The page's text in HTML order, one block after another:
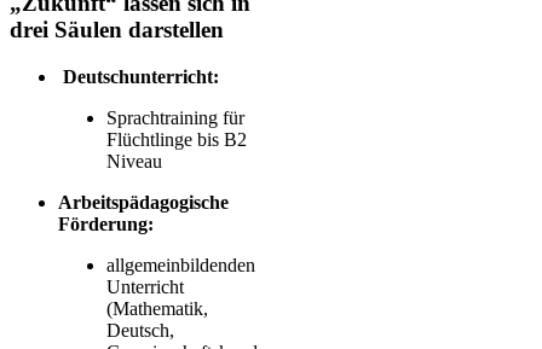
drei Säulen darstellen
Deutschunterricht:
Sprachtraining für
Flüchtlinge bis B2
Niveau
Arbeitspädagogische
Förderung:
allgemeinbildenden
Unterricht
(Mathematik,
Deutsch,